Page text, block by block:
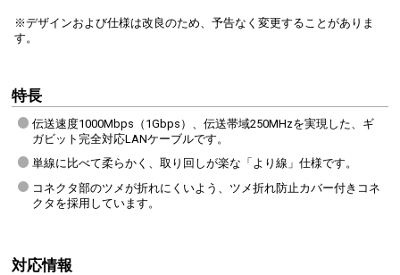
※デザインおよび仕様は改良のため、予告なく変更することがありま
す。
特長
伝送速度1000Mbps（1Gbps）、伝送帯域250MHzを実現した、ギ
ガビット完全対応LANケーブルです。
単線に比べて柔らかく、取り回しが楽な「より線」仕様です。
コネクタ部のツメが折れにくいよう、ツメ折れ防止カバー付きコネ
クタを採用しています。
対応情報